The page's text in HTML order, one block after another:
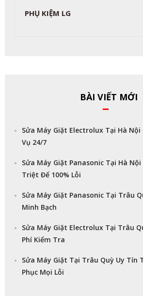
PHỤ KIỆM LG
BÀI VIẾT MỚI
Sửa Máy Giặt Electrolux Tại Hà Nội
Vụ 24/7
Sửa Máy Giặt Panasonic Tại Hà
Triệt Để 100% Lỗi
Sửa Máy Giặt Panasonic Tại Trâu
Minh Bạch
Sửa Máy Giặt Electrolux Tại Trâu
Phí Kiểm Tra
Sửa Máy Giặt Tại Trâu Quỳ Uy Tín
Phục Mọi Lỗi